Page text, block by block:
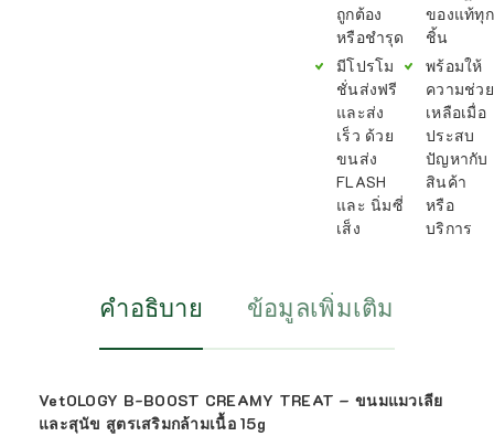
ถูกต้อง
หรือชำรุด
มีโปรโม
ชั่นส่งฟรี
และส่ง
เร็ว ด้วย
ขนส่ง
FLASH
และ นิ่มซี่
เส็ง
ของแท้ทุก
ชิ้น
พร้อมให้
ความช่วย
เหลือเมื่อ
ประสบ
ปัญหากับ
สินค้า
หรือ
บริการ
คำอธิบาย ข้อมูลเพิ่มเติม
VetOLOGY B-BOOST CREAMY TREAT – ขนมแมวเลีย
และสุนัข สูตรเสริมกล้ามเนื้อ 15g